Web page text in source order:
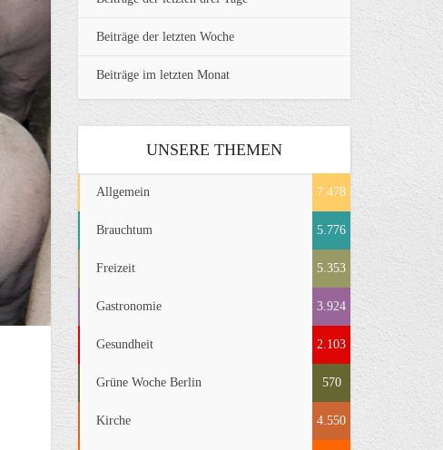
Beiträge der letzten Woche
Beiträge im letzten Monat
UNSERE THEMEN
Allgemein 7.478
Brauchtum 5.776
Freizeit 5.353
Gastronomie 3.924
Gesundheit 2.103
Grüne Woche Berlin 570
Kirche 4.550